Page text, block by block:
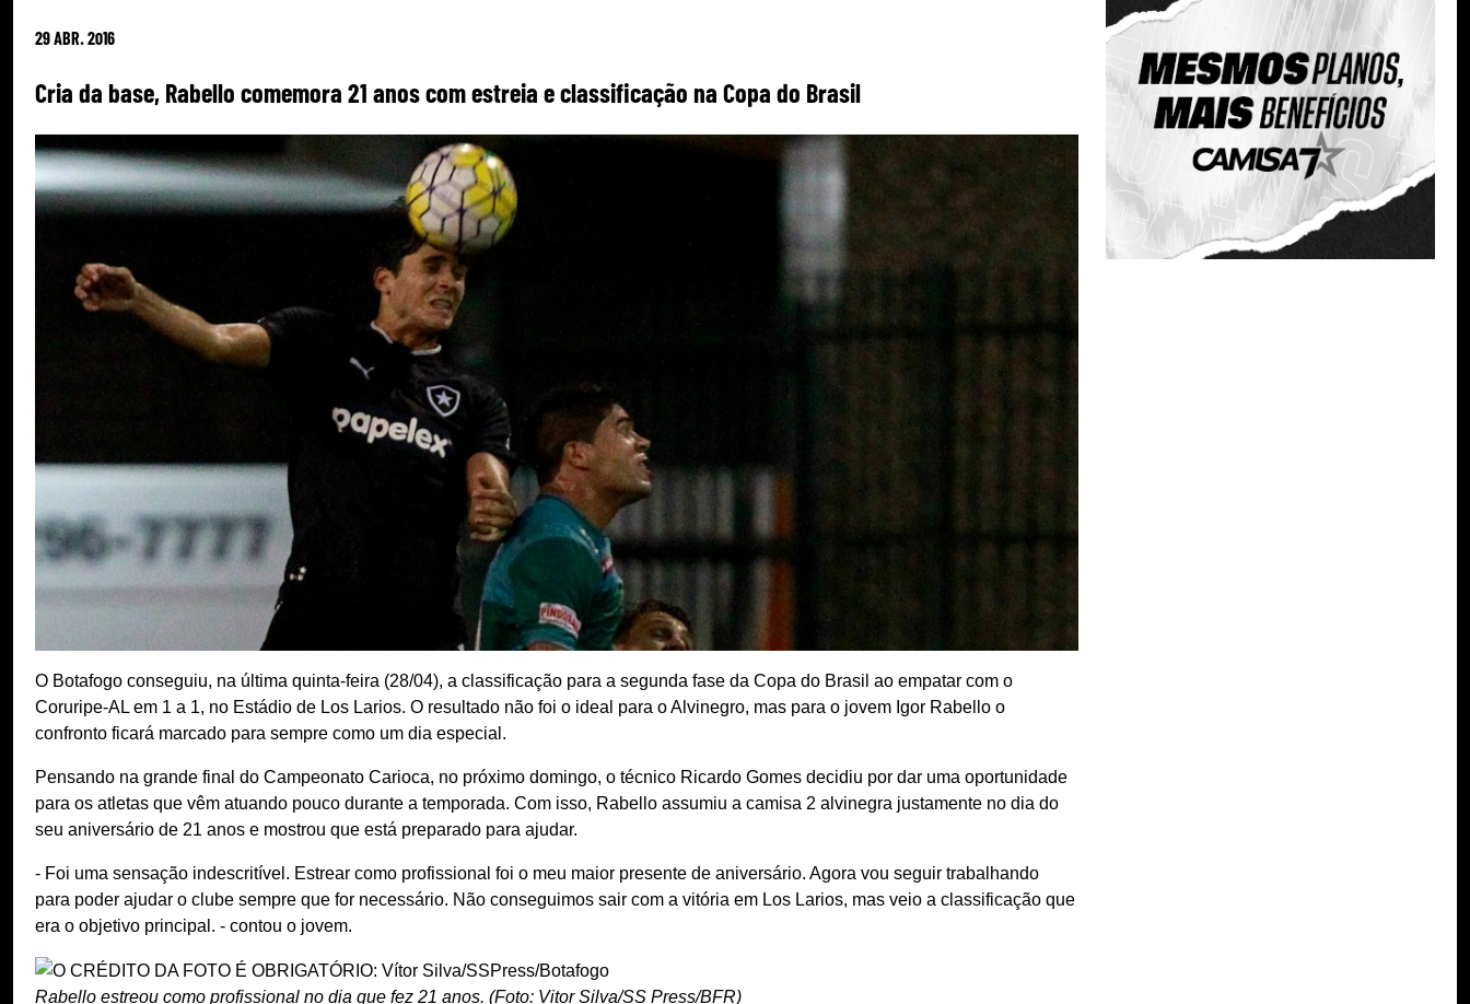
29 ABR. 2016
Cria da base, Rabello comemora 21 anos com estreia e classificação na Copa do Brasil
O Botafogo conseguiu, na última quinta-feira (28/04), a classificação para a segunda fase da Copa do Brasil ao empatar com o
Coruripe-AL em 1 a 1, no Estádio de Los Larios. O resultado não foi o ideal para o Alvinegro, mas para o jovem Igor Rabello o
confronto ficará marcado para sempre como um dia especial.
Pensando na grande final do Campeonato Carioca, no próximo domingo, o técnico Ricardo Gomes decidiu por dar uma oportunidade
para os atletas que vêm atuando pouco durante a temporada. Com isso, Rabello assumiu a camisa 2 alvinegra justamente no dia do
seu aniversário de 21 anos e mostrou que está preparado para ajudar.
- Foi uma sensação indescritível. Estrear como profissional foi o meu maior presente de aniversário. Agora vou seguir trabalhando
para poder ajudar o clube sempre que for necessário. Não conseguimos sair com a vitória em Los Larios, mas veio a classificação que
era o objetivo principal. - contou o jovem.
Rabello estreou como profissional no dia que fez 21 anos. (Foto: Vitor Silva/SS Press/BFR)